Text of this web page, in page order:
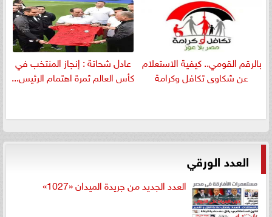
بالرقم القومي.. كيفية الاستعلام
عن شكاوى تكافل وكرامة
عادل شحاتة : إنجاز المنتخب في
كأس العالم ثمرة اهتمام الرئيس...
العدد الورقي
العدد الجديد من جريدة الميدان «1027»